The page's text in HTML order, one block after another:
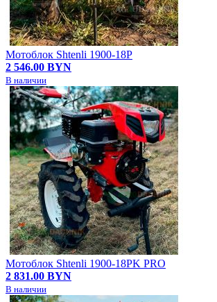
Мотоблок Shtenli 1900-18P
2 546.00 BYN
В наличии
Мотоблок Shtenli 1900-18PK PRO
2 831.00 BYN
В наличии